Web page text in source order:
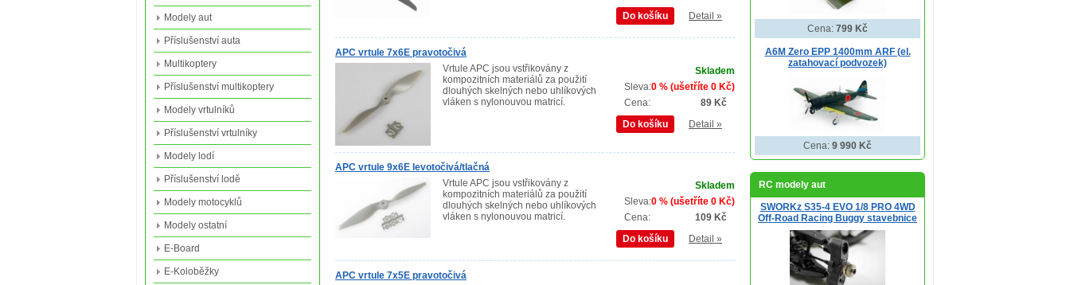
Do košíku
Detail »
APC vrtule 7x6E pravotočivá
Skladem
0 % (ušetříte 0 Kč)
Sleva:
89 Kč
Cena:
Do košíku
Detail »
Vrtule APC jsou vstřikovány z
kompozitních materiálů za použití
dlouhých skelných nebo uhlíkových
vláken s nylonouvou matricí.
APC vrtule 9x6E levotočivá/tlačná
Skladem
0 % (ušetříte 0 Kč)
Sleva:
109 Kč
Cena:
Do košíku
Detail »
Vrtule APC jsou vstřikovány z
kompozitních materiálů za použití
dlouhých skelných nebo uhlíkových
vláken s nylonouvou matricí.
APC vrtule 7x5E pravotočivá
Modely aut
Příslušenství auta
Multikoptery
Příslušenství multikoptery
Modely vrtulníků
Příslušenství vrtulníky
Modely lodí
Příslušenství lodě
Modely motocyklů
Modely ostatní
E-Board
E-Koloběžky
Cena: 799 Kč
A6M Zero EPP 1400mm ARF (el.
zatahovací podvozek)
Cena: 9 990 Kč
RC modely aut
SWORKz S35-4 EVO 1/8 PRO 4WD
Off-Road Racing Buggy stavebnice